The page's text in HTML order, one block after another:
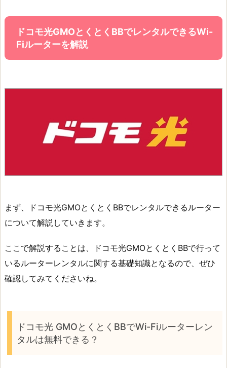
ドコモ光GMOとくとくBBでレンタルできるWi-
Fiルーターを解説
まず、ドコモ光GMOとくとくBBでレンタルできるルーター
について解説していきます。
ここで解説することは、ドコモ光GMOとくとくBBで行って
いるルーターレンタルに関する基礎知識となるので、ぜひ
確認してみてくださいね。
ドコモ光 GMOとくとくBBでWi-Fiルーターレン
タルは無料できる？